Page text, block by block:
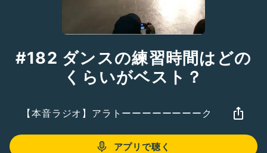
#182 ダンスの練習時間はどの
くらいがベスト？
【本音ラジオ】アラトーーーーーーーーク
アプリで聴く